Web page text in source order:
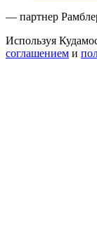
— партнер
Используя
соглашением и